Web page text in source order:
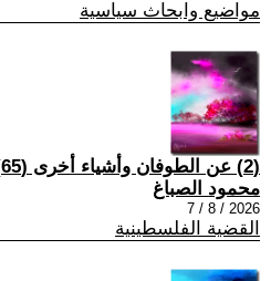
مواضيع وابحاث سياسية
(2) عن الطوفان وأشياء أخرى (65)
محمود الصباغ
2026 / 8 / 7
القضية الفلسطينية